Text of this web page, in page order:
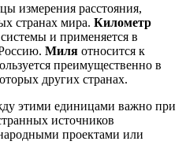
измерения расстояния,
странах мира. Километр
и применяется в
Миля относится к
преимущественно в
других странах.
этими единицами важно при
источников
проектами или